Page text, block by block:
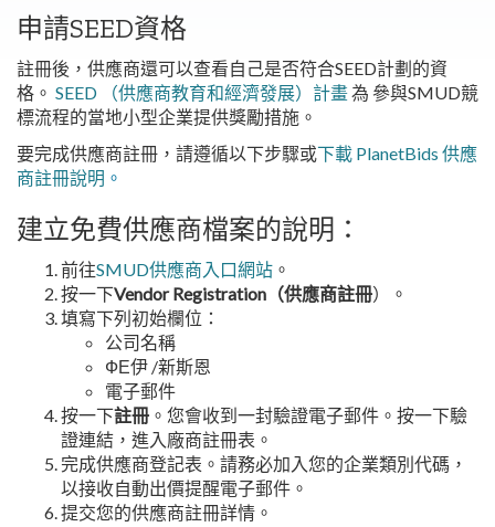
申請SEED資格
註冊後，供應商還可以查看自己是否符合SEED計劃的資
格。 SEED （供應商教育和經濟發展）計畫為 參與SMUD競
標流程的當地小型企業提供獎勵措施。
要完成供應商註冊，請遵循以下步驟或下載 PlanetBids 供應
商註冊說明 。
建立免費供應商檔案的說明：
前往SMUD供應商入口網站 。
按一下Vendor Registration（供應商註冊）。
填寫下列初始欄位：
公司名稱
ФЕ伊 /新斯恩
電子郵件
按一下註冊 。您會收到一封驗證電子郵件。按一下驗
證連結，進入廠商註冊表。
完成供應商登記表。請務必加入您的企業類別代碼，
以接收自動出價提醒電子郵件。
提交您的供應商註冊詳情。